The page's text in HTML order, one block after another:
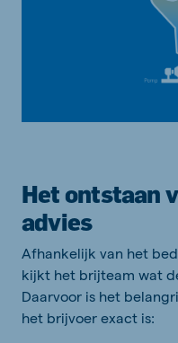
Het ontstaan
advies
Afhankelijk van het
kijkt het brijteam wat
Daarvoor is het
het brijvoer exact is: